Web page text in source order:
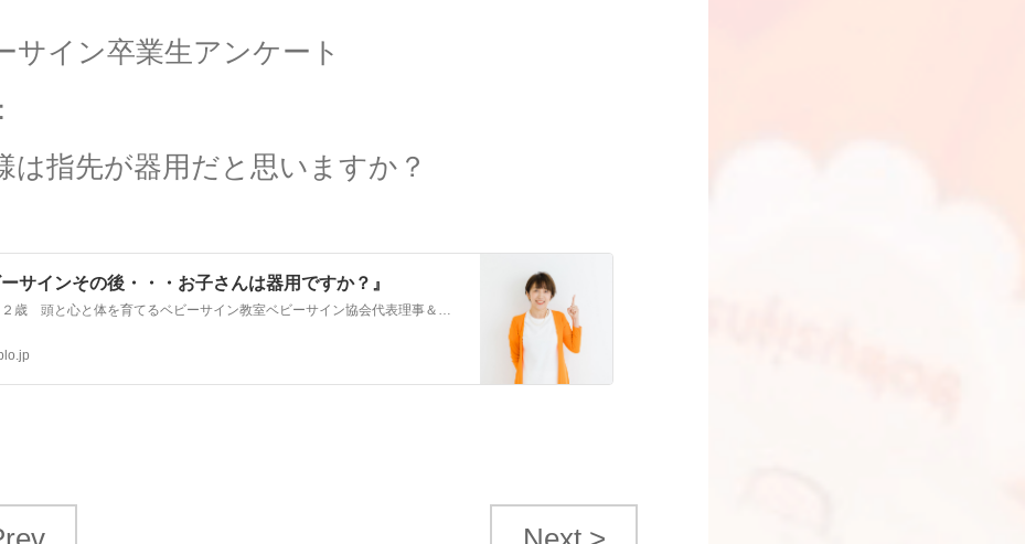
サイン卒業生アンケート
は指先が器用だと思いますか？
ーサインその後・・・お子さんは器用ですか？』
０・１・２歳 頭と心と体を育てるベビーサイン教室ベビーサイン協会代表理事＆ベビーサイン®の専門家吉中みちるです。 ベビーサイン卒業生アンケート 調査対象者のお…